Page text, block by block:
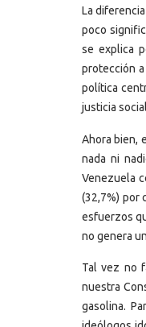
La
poco
se explica
protección
política
justicia
Ahora bien,
nada ni
Venezuela
(32,7%) por
esfuerzos
no genera
Tal vez no
nuestra
gasolina.